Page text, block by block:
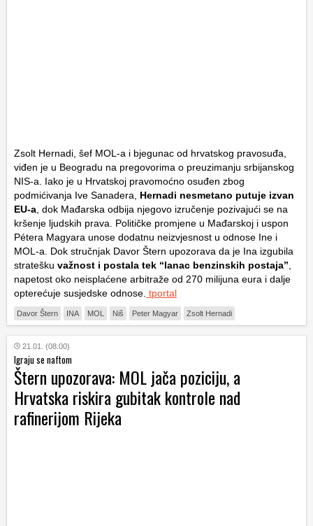
Zsolt Hernadi, šef MOL-a i bjegunac od hrvatskog pravosuđa,
viđen je u Beogradu na pregovorima o preuzimanju srbijanskog
NIS-a. Iako je u Hrvatskoj pravomoćno osuđen zbog
podmićivanja Ive Sanadera, Hernadi nesmetano putuje izvan
EU-a , dok Mađarska odbija njegovo izručenje pozivajući se na
kršenje ljudskih prava. Političke promjene u Mađarskoj i uspon
Pétera Magyara unose dodatnu neizvjesnost u odnose Ine i
MOL-a. Dok stručnjak Davor Štern upozorava da je Ina izgubila
stratešku važnost i postala tek “lanac benzinskih postaja”
napetost oko neisplaćene arbitraže od 270 milijuna eura i dalje
opterećuje susjedske odnose. tportal
Davor Štern INA MOL Niš Peter Magyar Zsolt Hernadi
21.01. (08:00)
Igraju se naftom
Štern upozorava: MOL jača poziciju, a
Hrvatska riskira gubitak kontrole nad
rafinerijom Rijeka